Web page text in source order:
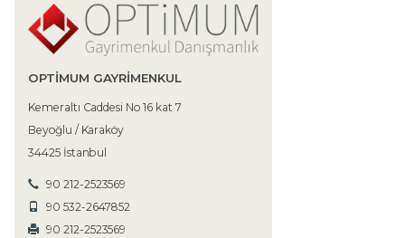
OPTIMUM GAYRIMENKUL
Kemeraltı Caddesi No 16 kat 7
Beyoğlu / Karaköy
34425 İstanbul
90 212-2523569
90 532-2647852
90 212-2523569